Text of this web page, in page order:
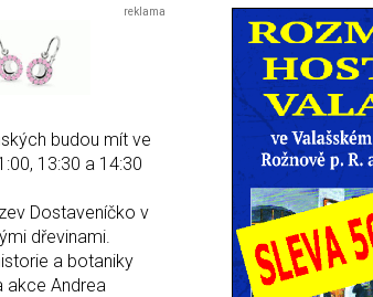
budou mít ve
13:30 a 14:30
Dostaveníčko v
dřevinami.
a botaniky
akce Andrea